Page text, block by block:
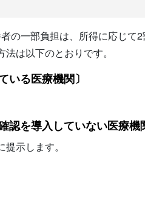
一部負担は、所得に応じて2
は以下のとおりです。
る医療機関〕
を導入していない医療機
示します。